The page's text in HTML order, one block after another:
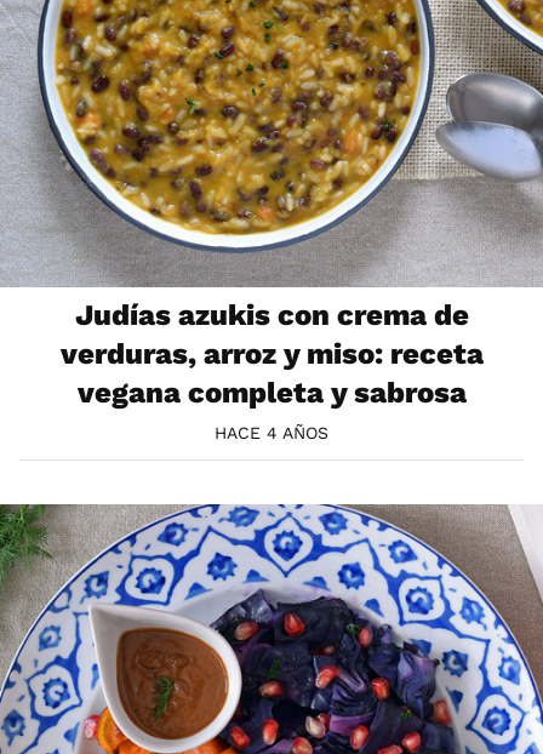
Judías azukis con crema de
verduras, arroz y miso: receta
vegana completa y sabrosa
HACE 4 AÑOS